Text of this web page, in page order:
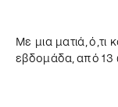
Με μια ματιά, ό,τι
εβδομάδα, από 13